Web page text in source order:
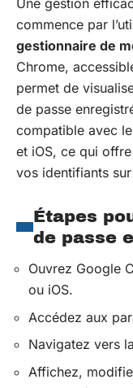
Une gestion
commence par
gestionnaire de
Chrome,
permet de
de passe
compatible avec
et iOS, ce qui
vos identifiants
Étapes
de passe
Ouvrez Google
ou iOS.
Accédez aux
Navigatez vers
Affichez,